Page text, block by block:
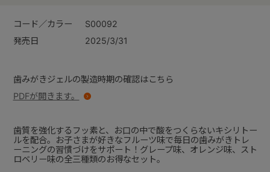
コード／カラー
S00092
発売日
2025/3/31
歯みがきジェルの製造時期の確認はこちら
PDFが開きます。
歯質を強化するフッ素と、お口の中で酸をつくらないキシリトー
ルを配合。お子さまが好きなフルーツ味で毎日の歯みがきトレ
ーニングの習慣づけをサポート！グレープ味、オレンジ味、スト
ロベリー味の全三種類のお得なセット。